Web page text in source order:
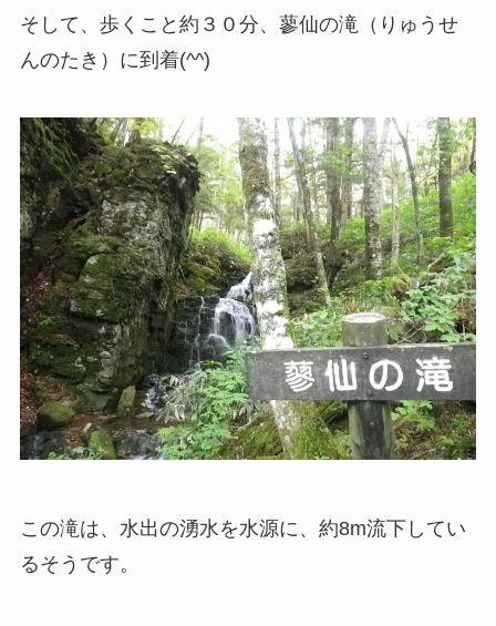
そして、歩くこと約３０分、蓼仙の滝（りゅうせ
んのたき）に到着(^^)
この滝は、水出の湧水を水源に、約8m流下してい
るそうです。